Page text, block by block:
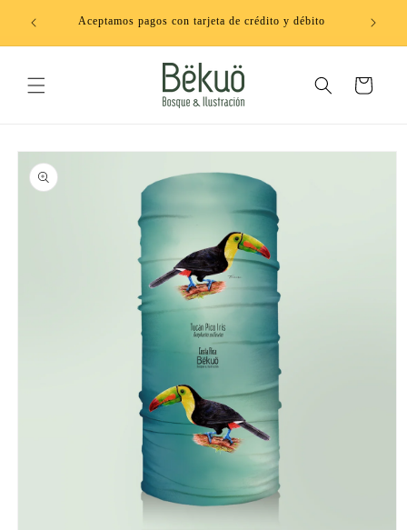
directamenteAceptamos pagos con tarjeta de crédito y débito
Carrito
directamente
a la
información